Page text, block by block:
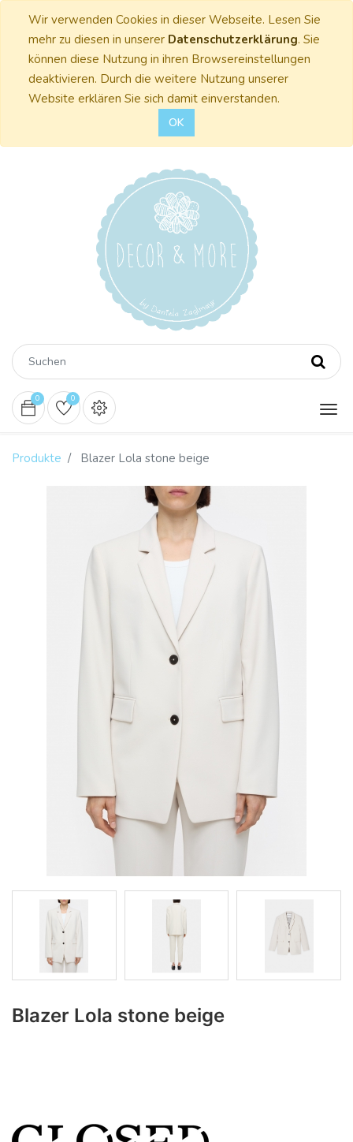
Wir verwenden Cookies in dieser Webseite. Lesen Sie
mehr zu diesen in unserer Datenschutzerklärung. Sie
können diese Nutzung in ihren Browsereinstellungen
deaktivieren. Durch die weitere Nutzung unserer
Website erklären Sie sich damit einverstanden.
OK
0 0
Produkte Blazer Lola stone beige
Blazer Lola stone beige